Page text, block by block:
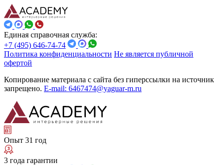
Единая справочная служба:
+7 (495) 646-74-74
Политика конфиденциальности Не является публичной
офертой
Копирование материала с сайта без гиперссылки на источник
запрещено. E-mail: 6467474@yaguar-m.ru
Опыт 31 год
3 года гарантии